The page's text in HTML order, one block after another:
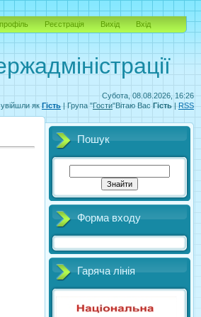
Субота, 08.08.2026, 16:26
як Гість | Група "Гости"Вітаю Вас Гість | RSS
Реєстрація Вихід Вхід
Пошук
Форма входу
Гаряча лінія